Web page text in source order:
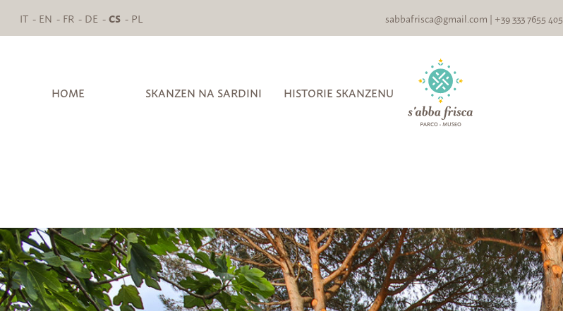
IT EN FR DE CS PL sabbafrisca@gmail.com | +39 333 7655 405
HOME SKANZEN NA SARDINI HISTORIE SKANZENU